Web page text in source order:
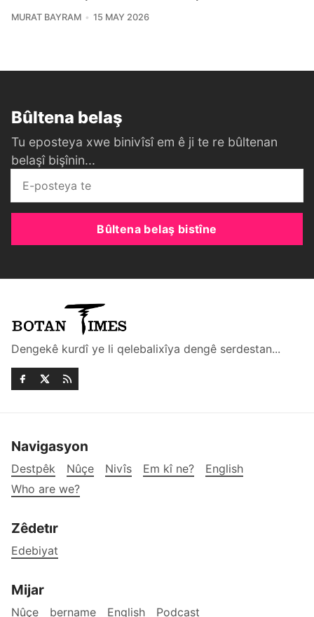
MURAT BAYRAM 15 MAY 2026
Bûltena belaş
Tu eposteya xwe binivîsî em ê ji te re bûltenan
belaşî bişînin...
Bûltena belaş bistîne
Dengekê kurdî ye li qelebalixîya dengê serdestan...
Navigasyon
Destpêk Nûçe Nivîs Em kî ne?
English
Who are we?
Zêdetır
Edebiyat
Mijar
Nûçe bername English Podcast